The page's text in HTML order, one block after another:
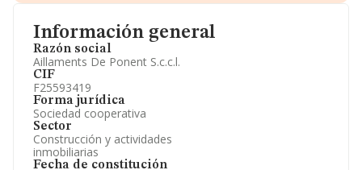
Información general
Razón social
Aillaments De Ponent S.c.c.l.
CIF
F25593419
Forma jurídica
Sociedad cooperativa
Sector
Construcción y actividades
inmobiliarias
Fecha de constitución
Información oficial y registral complementaria.